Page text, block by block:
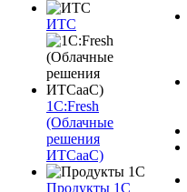
ИТС
1C:Fresh
(Облачные
решения
ИТСааС)
Продукты 1С